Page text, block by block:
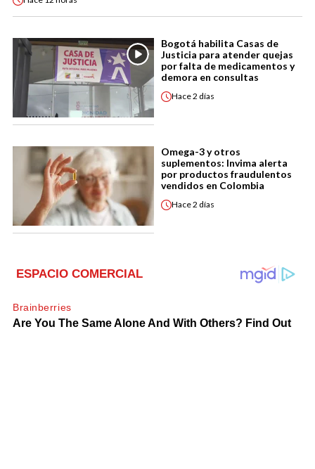
Bogotá habilita Casas de
Justicia para atender quejas
por falta de medicamentos y
demora en consultas
Hace2 días
Omega-3 y otros
suplementos: Invima alerta
por productos fraudulentos
vendidos en Colombia
Hace2 días